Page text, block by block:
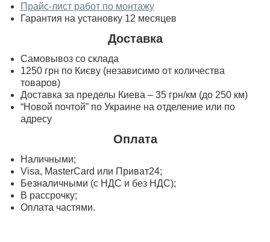
Прайс-лист работ по монтажу
Гарантия на установку 12 месяцев
Доставка
Самовывоз со склада
1250 грн по Києву (независимо от количества
товаров)
Доставка за пределы Киева – 35 грн/км (до 250 км)
“Новой почтой” по Украине на отделение или по
адресу
Оплата
Наличными;
Visa, MasterСard или Приват24;
Безналичными (с НДС и без НДС);
В рассрочку;
Оплата частями.